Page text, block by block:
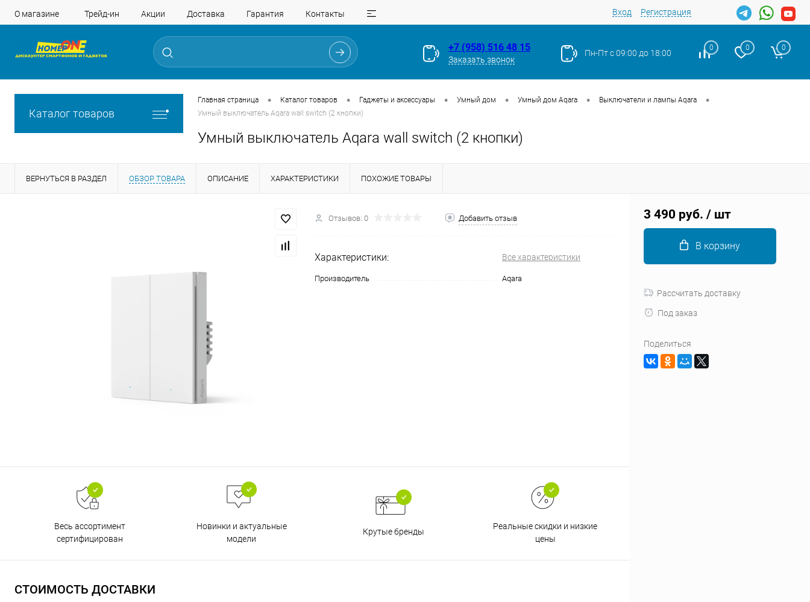
О магазине Трейд-ин Акции Доставка Гарантия Контакты Вход Регистрация
+7 (958) 516 48 15
Заказать звонок
Пн-Пт с 09:00 до 18:00
0 0 0
Каталог товаров
Главная страница • Каталог товаров • Гаджеты и аксессуары • Умный дом • Умный дом Aqara • Выключатели и лампы Aqara •
Умный выключатель Aqara wall switch (2 кнопки)
Умный выключатель Aqara wall switch (2 кнопки)
ВЕРНУТЬСЯ В РАЗДЕЛ ОБЗОР ТОВАРА ОПИСАНИЕ ХАРАКТЕРИСТИКИ ПОХОЖИЕ ТОВАРЫ
Отзывов: 0 Добавить отзыв
Характеристики: Все характеристики
Производитель Aqara
Весь ассортимент
сертифицирован
Новинки и актуальные
модели
Крутые бренды
Реальные скидки и низкие
цены
СТОИМОСТЬ ДОСТАВКИ
3 490 руб. / шт
В корзину
Рассчитать доставку
Под заказ
Поделиться
Закрыть
Разбейте
на частибез переплат
% картой любого банка